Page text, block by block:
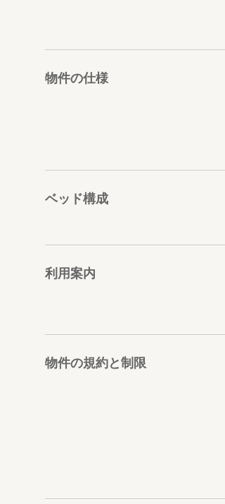
物件の仕様
ベッド構成
利用案内
物件の規約と制限